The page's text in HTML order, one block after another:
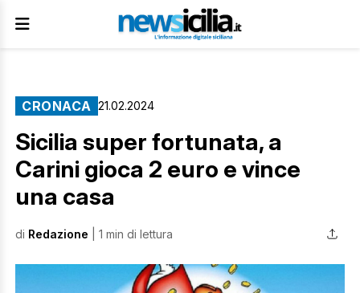
CRONACA 21.02.2024
Sicilia super fortunata, a
Carini gioca 2 euro e vince
una casa
di Redazione | 1 min di lettura